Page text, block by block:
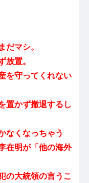
だマシ。
放置。
を守ってくれない
置かず撤退するし
なくなっちゃう
在明が「他の海外
の大統領の言うこ